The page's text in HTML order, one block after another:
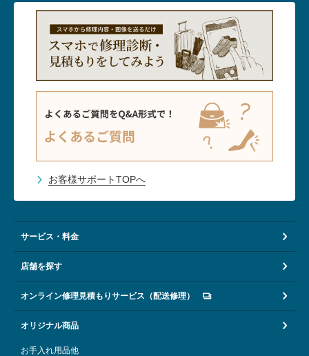
お客様サポートTOPへ
サービス・料金
店舗を探す
オンライン修理見積もりサービス（配送修理）
オリジナル商品
お手入れ用品他